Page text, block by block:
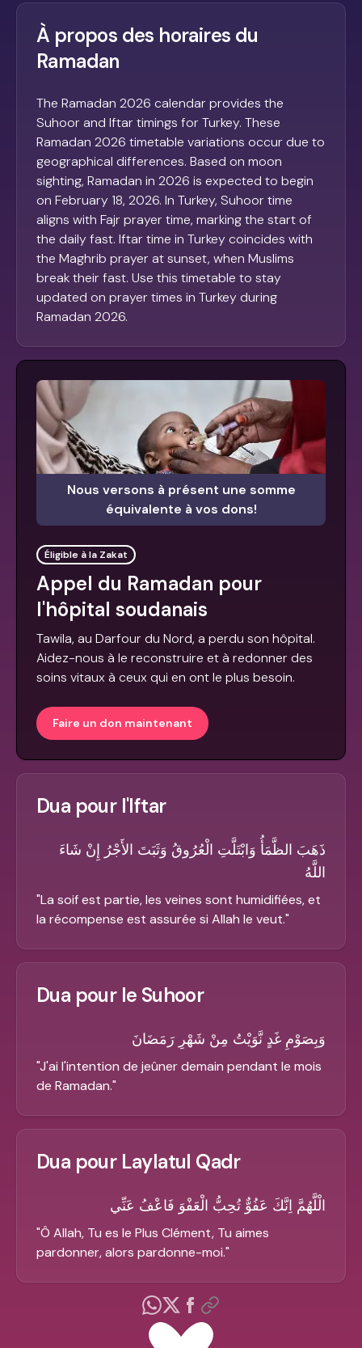
À propos des horaires du
Ramadan
The Ramadan 2026 calendar provides the
Suhoor and Iftar timings for Turkey. These
Ramadan 2026 timetable variations occur due to
geographical differences. Based on moon
sighting, Ramadan in 2026 is expected to begin
on February 18, 2026. In Turkey, Suhoor time
aligns with Fajr prayer time, marking the start of
the daily fast. Iftar time in Turkey coincides with
the Maghrib prayer at sunset, when Muslims
break their fast. Use this timetable to stay
updated on prayer times in Turkey during
Ramadan 2026.
Nous versons à présent une somme
équivalente à vos dons!
Éligible à la Zakat
Appel du Ramadan pour
l'hôpital soudanais
Tawila, au Darfour du Nord, a perdu son hôpital.
Aidez-nous à le reconstruire et à redonner des
soins vitaux à ceux qui en ont le plus besoin.
Faire un don maintenant
Dua pour l'Iftar
ذَهَبَ الظَّمَأُ وَابْتَلَّتِ الْعُرُوقُ وَثَبَتَ الأَجْرُ إِنْ شَاءَ
اللَّهُ
"La soif est partie, les veines sont humidifiées, et
la récompense est assurée si Allah le veut."
Dua pour le Suhoor
وَبِصَوْمِ غَدٍ نَّوَيْتُ مِنْ شَهْرِ رَمَضَانَ
"J'ai l'intention de jeûner demain pendant le mois
de Ramadan."
Dua pour Laylatul Qadr
الْلَّهُمَّ اِنَّكَ عَفُوٌّ تُحِبُّ الْعَفْوَ فَاعْفُ عَنِّي
"Ô Allah, Tu es le Plus Clément, Tu aimes
pardonner, alors pardonne-moi."